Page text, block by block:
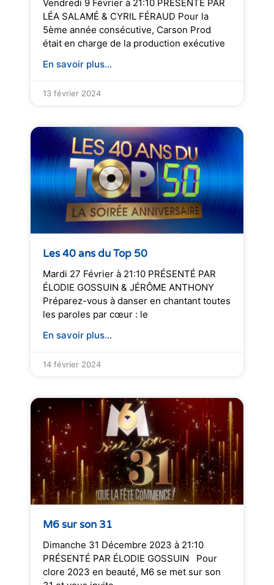
Vendredi 9 Février à 21:10 PRÉSENTÉ PAR
LÉA SALAMÉ & CYRIL FÉRAUD Pour la
5ème année consécutive, Carson Prod
était en charge de la production exécutive
En savoir plus...
13 février 2024
Les 40 ans du Top 50
Mardi 27 Février à 21:10 PRÉSENTÉ PAR
ÉLODIE GOSSUIN & JÉRÔME ANTHONY
Préparez-vous à danser en chantant toutes
les paroles par cœur : le
En savoir plus...
14 février 2024
M6 sur son 31
Dimanche 31 Décembre 2023 à 21:10
PRÉSENTÉ PAR ÉLODIE GOSSUIN Pour
clore 2023 en beauté, M6 se met sur son